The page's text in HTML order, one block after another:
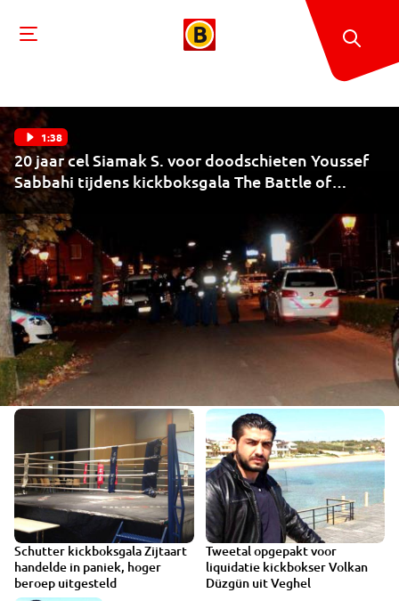
1:38
20 jaar cel Siamak S. voor doodschieten Youssef
Sabbahi tijdens kickboksgala The Battle of
Zijtaart
Schutter kickboksgala Zijtaart
handelde in paniek, hoger
beroep uitgesteld
Tweetal opgepakt voor
liquidatie kickbokser Volkan
Düzgün uit Veghel